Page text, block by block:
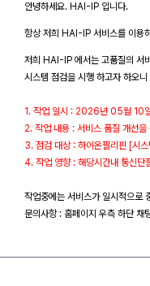
안녕하세요. HAI-IP 입니다.
항상 저희 HAI-IP 서비스를 이용
저희 HAI-IP 에서는 고품질의 서
시스템 점검을 시행 하고자 하오
1. 작업 일시 : 2026년 05월
2. 작업 내용 : 서비스 품질 개선을
3. 점검 대상 : 하이온필리핀 [시스
4. 작업 영향 : 해당시간내 통신단
작업중에는 서비스가 일시적으로
문의사항 : 홈페이지 우측 하단 채